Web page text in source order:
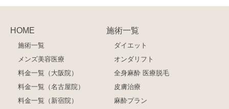
HOME
施術一覧
メンズ美容医療
料金一覧（大阪院）
料金一覧（名古屋院）
料金一覧（新宿院）
施術一覧
ダイエット
オンダリフト
全身麻酔 医療脱毛
皮膚治療
麻酔プラン